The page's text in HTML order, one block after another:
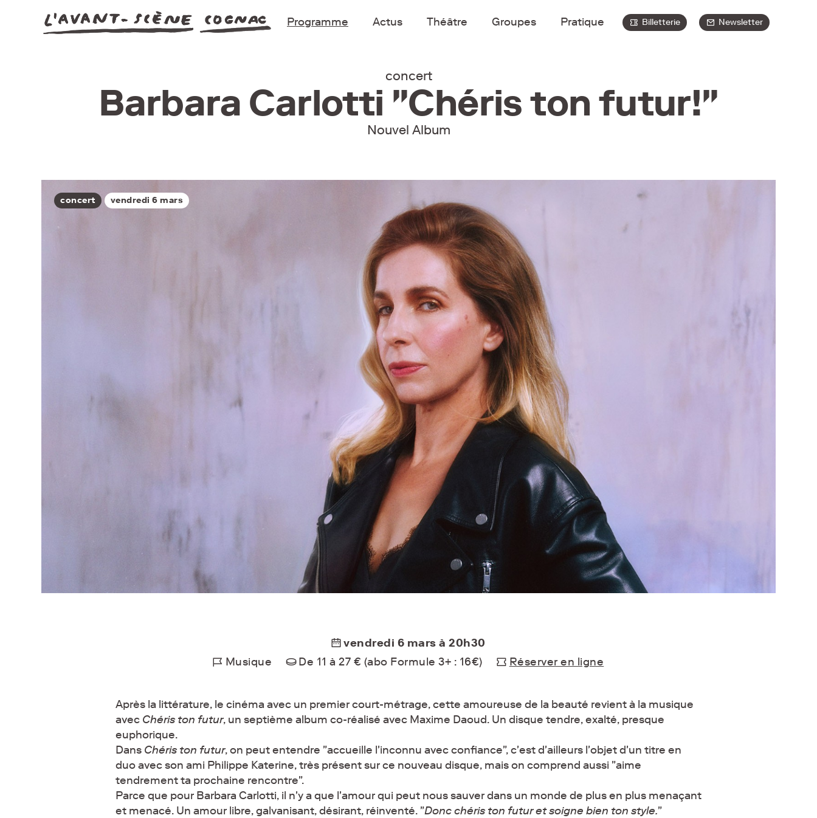
Programme Actus Théâtre Groupes Pratique Billetterie Newsletter
concert
Barbara Carlotti "Chéris ton futur!"
Nouvel Album
concert vendredi 6 mars
vendredi 6 mars à 20h30
Musique
De 11 à 27 € (abo Formule 3+ : 16€) Réserver en ligne
Après la littérature, le cinéma avec un premier court-métrage, cette amoureuse de la beauté revient à la musique
avec Chéris ton futur, un septième album co-réalisé avec Maxime Daoud. Un disque tendre, exalté, presque
euphorique.
Dans Chéris ton futur, on peut entendre "accueille l'inconnu avec confiance", c'est d'ailleurs l'objet d'un titre en
duo avec son ami Philippe Katerine, très présent sur ce nouveau disque, mais on comprend aussi "aime
tendrement ta prochaine rencontre".
Parce que pour Barbara Carlotti, il n'y a que l'amour qui peut nous sauver dans un monde de plus en plus menaçant
et menacé. Un amour libre, galvanisant, désirant, réinventé. "Donc chéris ton futur et soigne bien ton style."